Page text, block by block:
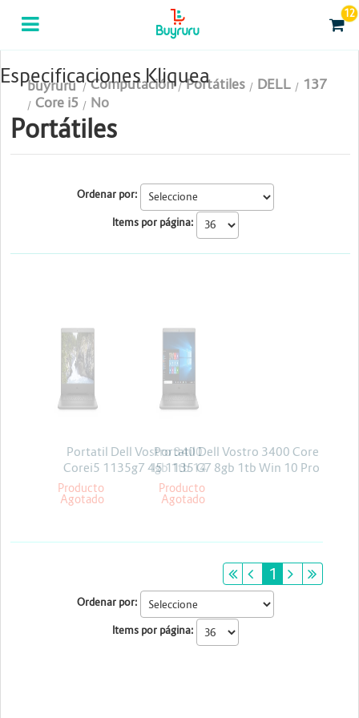
Categorias
12
Computación
Tablas Digitalizadoras
Celulares y Tablets
Telefonía IP
Especificaciones Kliquea
buyruru Computación Portátiles DELL
137
Core i5
No
Portátiles
Ordenar por:
Items por página:
Portatil Dell Vostro 3400
Corei5 1135g7 4gb 1tb 14
Linux +Licencia kaspersky
Producto
Agotado
Portatil Dell Vostro 3400 Core
I5 1135 G7 8gb 1tb Win 10 Pro
Producto
Agotado
primeiro
anterior
1 próximo
Ordenar por:
Items por página: